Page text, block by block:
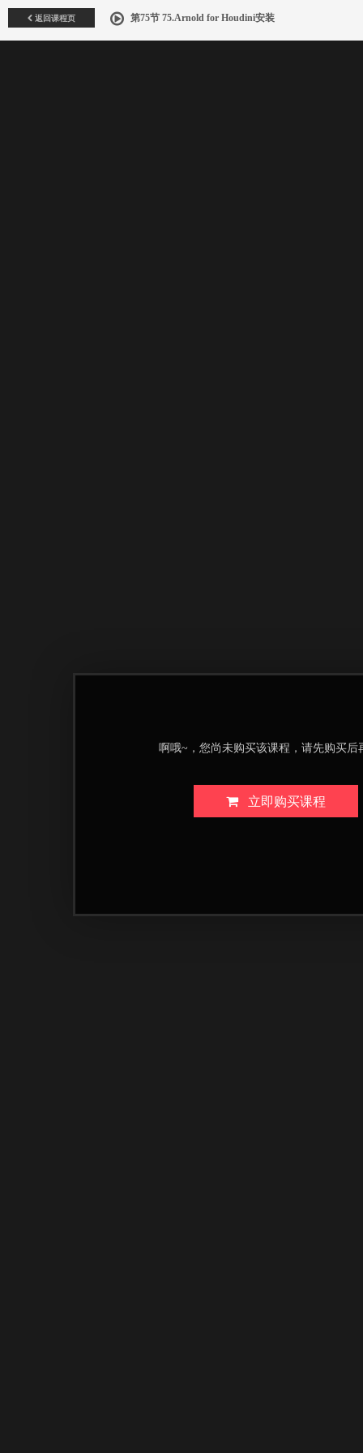
返回课程页 第75节 75.Arnold for Houdini安装
啊哦~，您尚未购买该课程，请先购买后
立即购买课程